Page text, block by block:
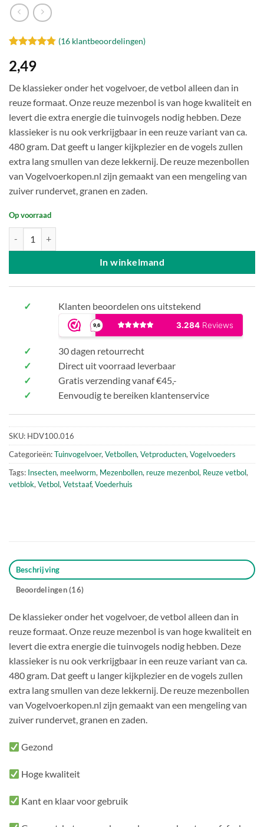
4.75 op 5
gebaseerd
op klant
waarderingen
(16klantbeoordelingen)
2,49
De klassieker onder het vogelvoer, de vetbol alleen dan in
reuze formaat. Onze reuze mezenbol is van hoge kwaliteit en
levert die extra energie die tuinvogels nodig hebben. Deze
klassieker is nu ook verkrijgbaar in een reuze variant van ca.
480 gram. Dat geeft u langer kijkplezier en de vogels zullen
extra lang smullen van deze lekkernij. De reuze mezenbollen
van Vogelvoerkopen.nl zijn gemaakt van een mengeling van
zuiver rundervet, granen en zaden.
Op voorraad
In winkelmand
✓ Klanten beoordelen ons uitstekend
✓
30 dagen retourrecht
✓
Direct uit voorraad leverbaar
✓
Gratis verzending vanaf €45,-
✓
Eenvoudig te bereiken klantenservice
SKU: HDV100.016
Categorieën:Tuinvogelvoer, Vetbollen, Vetproducten, Vogelvoeders
Tags: Insecten, meelworm, Mezenbollen, reuze mezenbol, Reuze vetbol,
vetblok, Vetbol, Vetstaaf, Voederhuis
Beschrijving
Beoordelingen (16)
De klassieker onder het vogelvoer, de vetbol alleen dan in
reuze formaat. Onze reuze mezenbol is van hoge kwaliteit en
levert die extra energie die tuinvogels nodig hebben. Deze
klassieker is nu ook verkrijgbaar in een reuze variant van ca.
480 gram. Dat geeft u langer kijkplezier en de vogels zullen
extra lang smullen van deze lekkernij. De reuze mezenbollen
van Vogelvoerkopen.nl zijn gemaakt van een mengeling van
zuiver rundervet, granen en zaden.
Gezond
Hoge kwaliteit
Kant en klaar voor gebruik